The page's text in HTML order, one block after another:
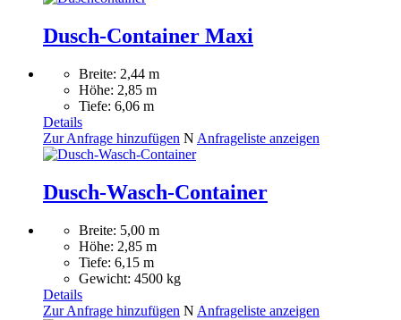
Dusch-Container Maxi
Breite: 2,44 m
Höhe: 2,85 m
Tiefe: 6,06 m
Details
Zur Anfrage hinzufügen N Anfrageliste anzeigen
Dusch-Wasch-Container
Breite: 5,00 m
Höhe: 2,85 m
Tiefe: 6,15 m
Gewicht: 4500 kg
Details
Zur Anfrage hinzufügen N Anfrageliste anzeigen